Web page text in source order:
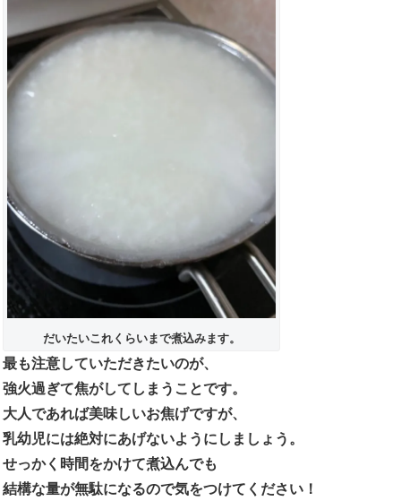
だいたいこれくらいまで煮込みます。
最も注意していただきたいのが、
強火過ぎて焦がしてしまうことです。
大人であれば美味しいお焦げですが、
乳幼児には絶対にあげないようにしましょう。
せっかく時間をかけて煮込んでも
結構な量が無駄になるので気をつけてください！